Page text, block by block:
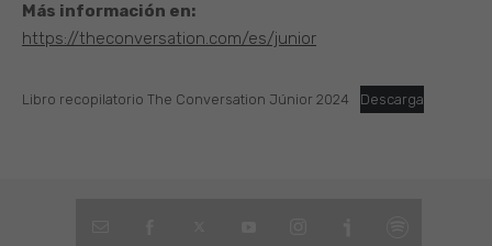
Más información en:
https://theconversation.com/es/junior
Libro recopilatorio The Conversation Júnior 2024 Descarga